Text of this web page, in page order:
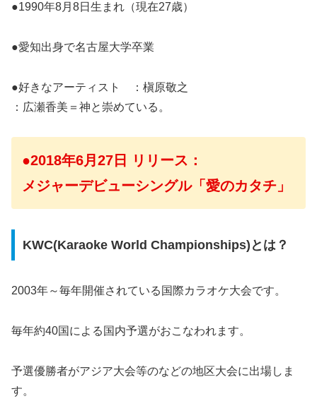
●1990年8月8日生まれ（現在27歳）
●愛知出身で名古屋大学卒業
●好きなアーティスト ：槇原敬之
：広瀬香美＝神と崇めている。
●2018年6月27日 リリース ：
メジャーデビューシングル「愛のカタチ」
KWC(Karaoke World Championships)とは？
2003年～毎年開催されている国際カラオケ大会です。
毎年約40国による国内予選がおこなわれます。
予選優勝者がアジア大会等のなどの地区大会に出場しま
す。